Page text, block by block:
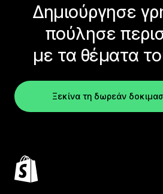
Δημιούργησε
πούλησε
με τα θέματα
Ξεκίνα τη δωρεάν